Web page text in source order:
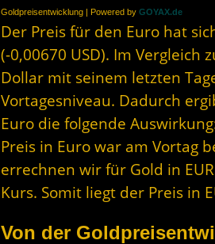
Goldpreisentwicklung | Powered by GOYAX.de
Der Preis für den Euro hat
(-0,00670 USD). Im Vergleich
Dollar mit seinem letzten
Vortagesniveau. Dadurch
Euro die folgende
Preis in Euro war am Vortag
errechnen wir für Gold in
Kurs. Somit liegt der Preis in
Von der